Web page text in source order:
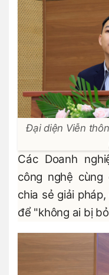
Đại diện Viễn
Các Doanh
công nghệ
chia sẻ giải
để "không ai bị